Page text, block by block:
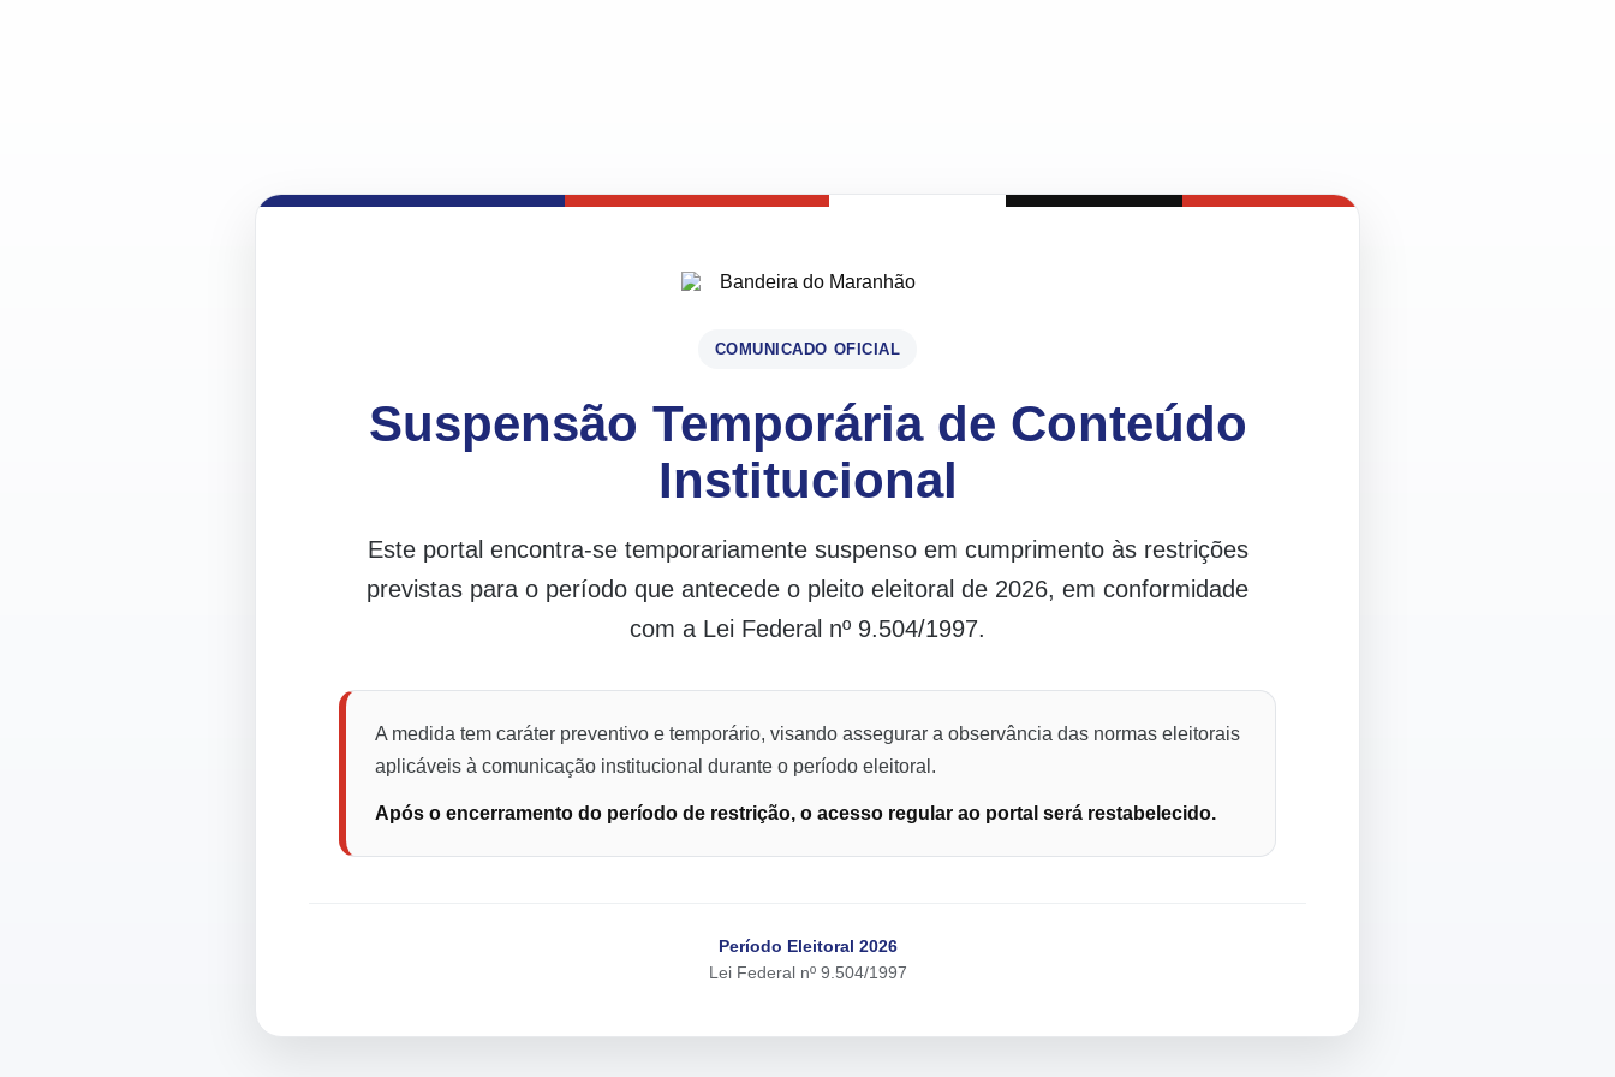
COMUNICADO OFICIAL
Suspensão Temporária de Conteúdo
Institucional
Este portal encontra-se temporariamente suspenso em cumprimento às restrições
previstas para o período que antecede o pleito eleitoral de 2026, em conformidade
com a Lei Federal nº 9.504/1997.
A medida tem caráter preventivo e temporário, visando assegurar a observância das normas eleitorais
aplicáveis à comunicação institucional durante o período eleitoral.
Após o encerramento do período de restrição, o acesso regular ao portal será restabelecido.
Período Eleitoral 2026
Lei Federal nº 9.504/1997